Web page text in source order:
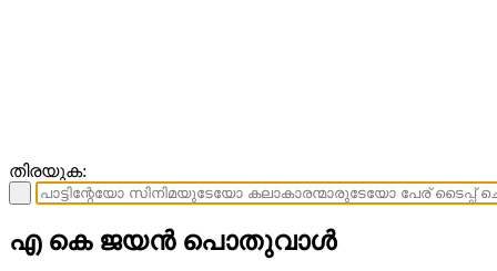
തിരയുക:
എ കെ ജയന്‍ പൊതുവാള്‍